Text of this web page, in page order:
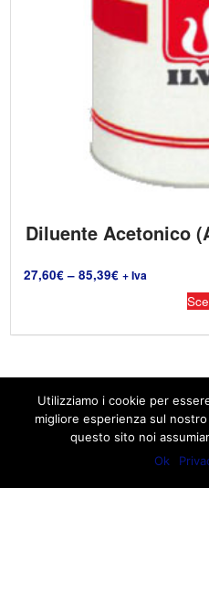
Diluente Acetonico
27,60€– 85,39€ + Iva
Ra. Com. -
diritti
Utilizziamo i cookie per
migliore esperienza sul
questo sito noi
Ok